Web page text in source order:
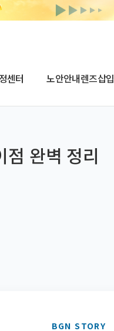
센터 노안안내렌즈삽
완벽 정리
BGN STORY